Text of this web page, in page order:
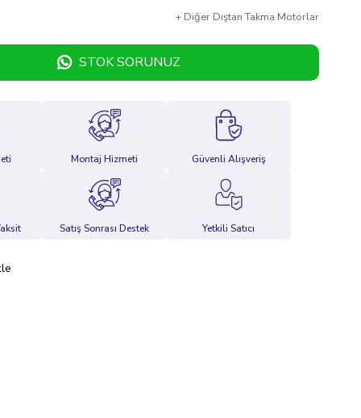
+ Diğer Dıştan Takma Motorlar
STOK SORUNUZ
Montaj Hizmeti Güvenli Alışveriş
Satış Sonrası Destek Yetkili Satıcı